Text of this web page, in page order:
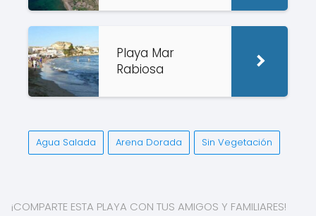
Playa Mar
Rabiosa
Agua Salada Arena Dorada Sin Vegetación
¡COMPARTE ESTA PLAYA CON TUS AMIGOS Y FAMILIARES!